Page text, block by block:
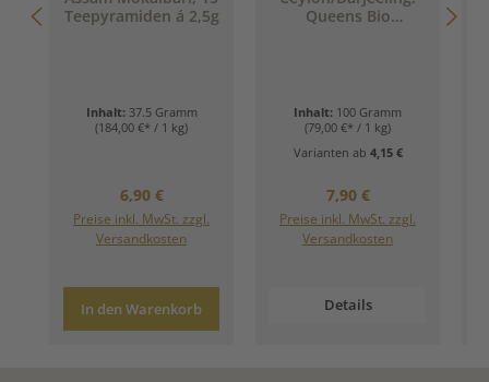
Teepyramiden á 2,5g
Inhalt: 37.5 Gramm
(184,00 €* / 1 kg)
Regulärer Preis:
6,90 €
Preise inkl. MwSt. zzgl.
Versandkosten
In den Warenkorb
Queens Bio
Inhalt: 100 Gramm
(79,00 €* / 1 kg)
Varianten ab 4,15 €
Regulärer Preis:
7,90 €
Preise inkl. MwSt. zzgl.
Versandkosten
Details